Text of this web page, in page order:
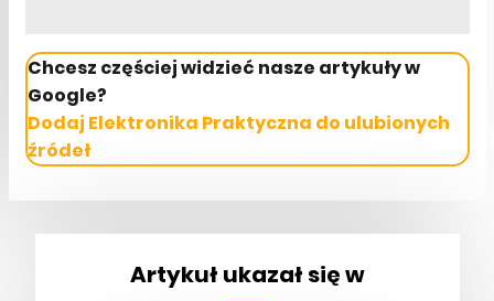
Chcesz częściej widzieć nasze artykuły w
Google?
Dodaj Elektronika Praktyczna do ulubionych
źródeł
Artykuł ukazał się w